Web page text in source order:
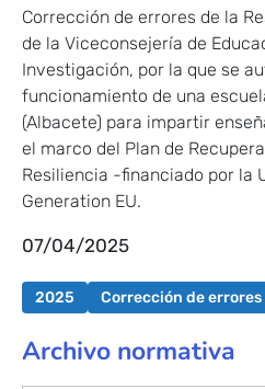
Corrección de errores de la
de la Viceconsejería de
Investigación, por la que se
funcionamiento de una
(Albacete) para impartir
el marco del Plan de
Resiliencia -financiado por la
Generation EU.
07/04/2025
2025 Corrección de errores
Archivo normativa